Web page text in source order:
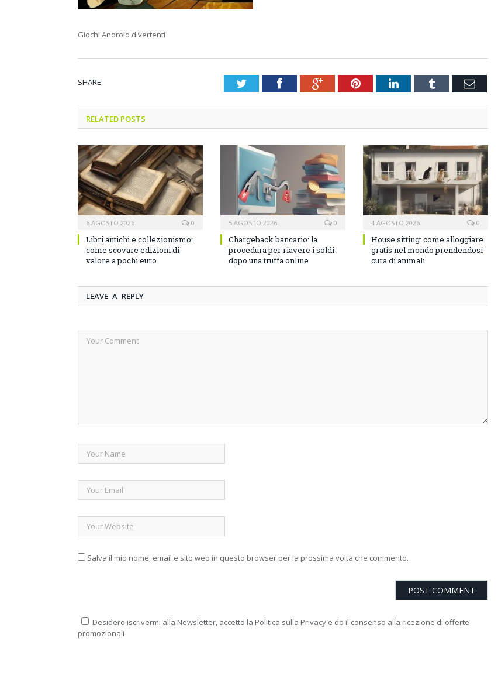
Giochi Android divertenti
SHARE. TwitterFacebookGoogle+PinterestLinkedInTumblr Email
RELATED POSTS
6 AGOSTO 2026 0
Libri antichi e collezionismo:
come scovare edizioni di
valore a pochi euro
5 AGOSTO 2026 0
Chargeback bancario: la
procedura per riavere i soldi
dopo una truffa online
4 AGOSTO 2026 0
House sitting: come alloggiare
gratis nel mondo prendendosi
cura di animali
LEAVE A REPLY
Salva il mio nome, email e sito web in questo browser per la prossima volta che commento.
Desidero iscrivermi alla Newsletter, accetto la Politica sulla Privacy e do il consenso alla ricezione di offerte
promozionali